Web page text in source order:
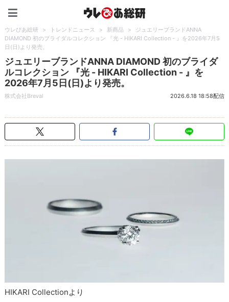
ウレぴあ総研 > トレンドニュース > 新商品 >
ジュエリーブランドANNA
DIAMOND 初のブライダルコレクション 『光 - HIKARI Collection - 』を2026年7月5
日(日)より発売。
ジュエリーブランドANNA DIAMOND 初のブライダ
ルコレクション 『光 - HIKARI Collection - 』を
2026年7月5日(日)より発売。
株式会社Breval 2026.6.18 18:58配信
HIKARI Collectionより